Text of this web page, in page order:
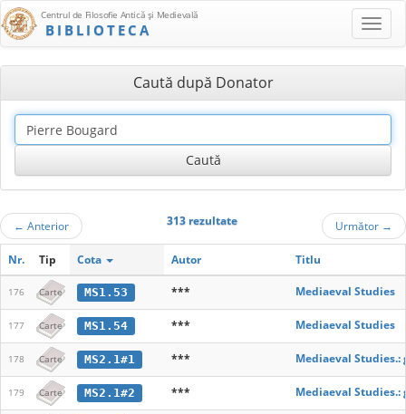
Centrul de Filosofie Antică şi Medievală
BIBLIOTECA
Caută după Donator
← Anterior 313 rezultate Următor →
Nr. Tip Cota Autor Titlu
176 Carte MS1.53 *** Mediaeval Studies
177 Carte MS1.54 *** Mediaeval Studies
178 Carte MS2.1#1 *** Mediaeval Studies.:
179 Carte MS2.1#2 *** Mediaeval Studies.: